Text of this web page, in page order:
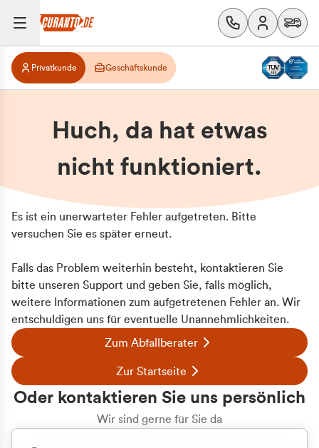
Privatkunde Geschäftskunde
Huch, da hat etwas
nicht funktioniert.
Es ist ein unerwarteter Fehler aufgetreten. Bitte
versuchen Sie es später erneut.
Falls das Problem weiterhin besteht, kontaktieren Sie
bitte unseren Support und geben Sie, falls möglich,
weitere Informationen zum aufgetretenen Fehler an. Wir
entschuldigen uns für eventuelle Unannehmlichkeiten.
Zum Abfallberater
Zur Startseite
Oder kontaktieren Sie uns persönlich
Wir sind gerne für Sie da